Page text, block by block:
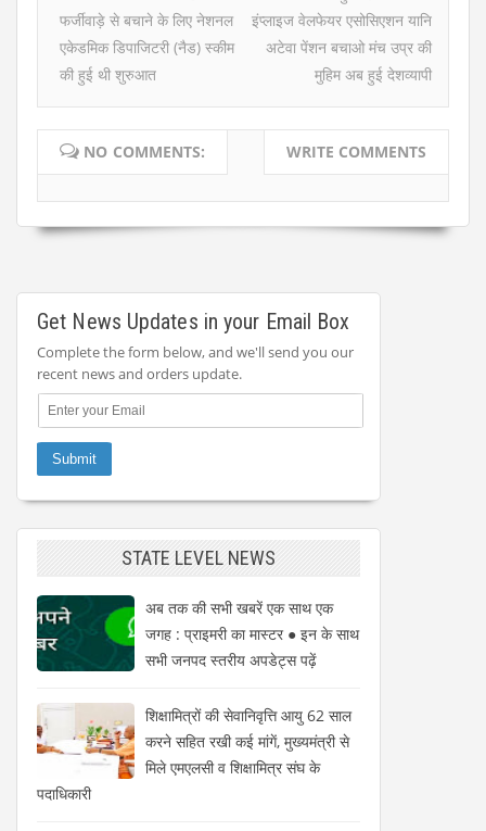
फर्जीवाड़े से बचाने के लिए नेशनल
एकेडमिक डिपाजिटरी (नैड) स्कीम
की हुई थी शुरुआत
इंप्लाइज वेलफेयर एसोसिएशन यानि
अटेवा पेंशन बचाओ मंच उप्र की
मुहिम अब हुई देशव्यापी
NO COMMENTS: WRITE COMMENTS
Get News Updates in your Email Box
Complete the form below, and we'll send you our
recent news and orders update.
STATE LEVEL NEWS
अब तक की सभी खबरें एक साथ एक
जगह : प्राइमरी का मास्टर ● इन के साथ
सभी जनपद स्तरीय अपडेट्स पढ़ें
शिक्षामित्रों की सेवानिवृत्ति आयु 62 साल
करने सहित रखी कई मांगें, मुख्यमंत्री से
मिले एमएलसी व शिक्षामित्र संघ के
पदाधिकारी